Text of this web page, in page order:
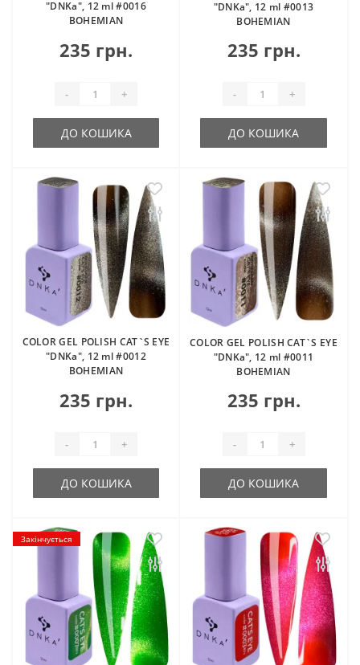
"DNKa", 12 ml #0016
BOHEMIAN
235 грн.
- +
ДО КОШИКА
"DNKa", 12 ml #0013
BOHEMIAN
235 грн.
- +
ДО КОШИКА
COLOR GEL POLISH CAT`S EYE
"DNKa", 12 ml #0012
BOHEMIAN
235 грн.
- +
ДО КОШИКА
COLOR GEL POLISH CAT`S EYE
"DNKa", 12 ml #0011
BOHEMIAN
235 грн.
- +
ДО КОШИКА
Закінчується